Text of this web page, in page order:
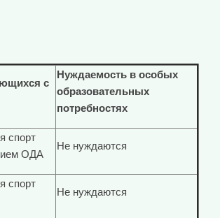
с
Нуждаемость в особых
образовательных
потребностях
спорт
ОДА
Не нуждаются
спорт
Не нуждаются